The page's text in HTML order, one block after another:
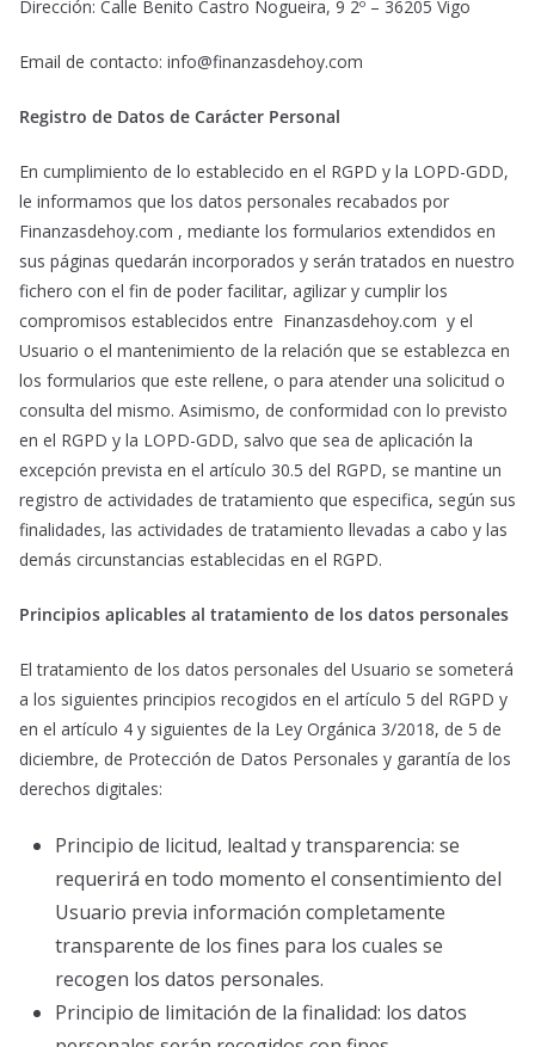
Dirección: Calle Benito Castro Nogueira, 9 2º – 36205 Vigo
Email de contacto: info@finanzasdehoy.com
Registro de Datos de Carácter Personal
En cumplimiento de lo establecido en el RGPD y la LOPD-GDD,
le informamos que los datos personales recabados por
Finanzasdehoy.com , mediante los formularios extendidos en
sus páginas quedarán incorporados y serán tratados en nuestro
fichero con el fin de poder facilitar, agilizar y cumplir los
compromisos establecidos entre Finanzasdehoy.com y el
Usuario o el mantenimiento de la relación que se establezca en
los formularios que este rellene, o para atender una solicitud o
consulta del mismo. Asimismo, de conformidad con lo previsto
en el RGPD y la LOPD-GDD, salvo que sea de aplicación la
excepción prevista en el artículo 30.5 del RGPD, se mantine un
registro de actividades de tratamiento que especifica, según sus
finalidades, las actividades de tratamiento llevadas a cabo y las
demás circunstancias establecidas en el RGPD.
Principios aplicables al tratamiento de los datos personales
El tratamiento de los datos personales del Usuario se someterá
a los siguientes principios recogidos en el artículo 5 del RGPD y
en el artículo 4 y siguientes de la Ley Orgánica 3/2018, de 5 de
diciembre, de Protección de Datos Personales y garantía de los
derechos digitales:
Principio de licitud, lealtad y transparencia: se
requerirá en todo momento el consentimiento del
Usuario previa información completamente
transparente de los fines para los cuales se
recogen los datos personales.
Principio de limitación de la finalidad: los datos